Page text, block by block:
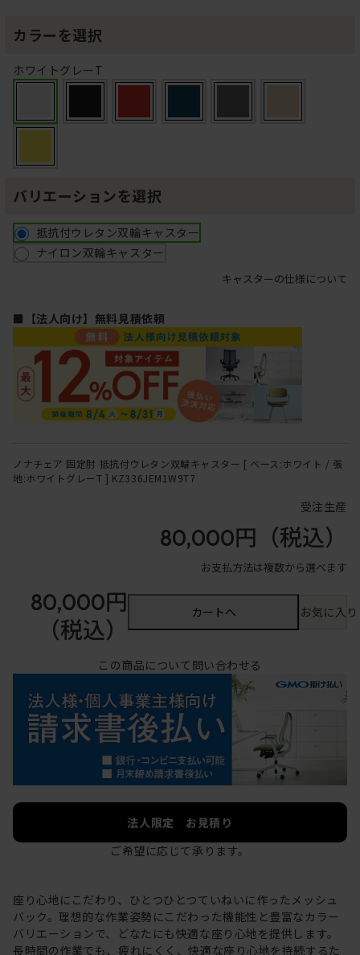
カラーを選択
ホワイトグレーT
バリエーションを選択
抵抗付ウレタン双輪キャスター
ナイロン双輪キャスター
キャスターの仕様について
■【法人向け】無料見積依頼
ノナチェア 固定肘 抵抗付ウレタン双輪キャスター [ ベース:ホワイト / 張
地:ホワイトグレーT ] KZ336JEM1W9T7
受注生産
80,000円 （税込）
お支払方法は複数から選べます
80,000円
（税込）
カートへ お気に入
この商品について問い合わせる
法人限定 お見積り
ご希望に応じて承ります。
座り心地にこだわり、ひとつひとつていねいに作ったメッシュ
バック。理想的な作業姿勢にこだわった機能性と豊富なカラー
バリエーションで、どなたにも快適な座り心地を提供します。
長時間の作業でも、疲れにくく、快適な座り心地を持続するた